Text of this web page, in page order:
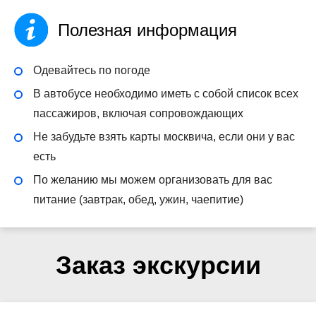
Полезная информация
Одевайтесь по погоде
В автобусе необходимо иметь с собой список всех
пассажиров, включая сопровождающих
Не забудьте взять карты москвича, если они у вас
есть
По желанию мы можем организовать для вас
питание (завтрак, обед, ужин, чаепитие)
Заказ экскурсии